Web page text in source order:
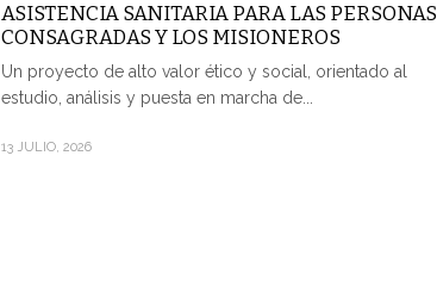
ASISTENCIA SANITARIA PARA LAS PERSONAS
CONSAGRADAS Y LOS MISIONEROS
Un proyecto de alto valor ético y social, orientado al
estudio, análisis y puesta en marcha de...
13 JULIO, 2026